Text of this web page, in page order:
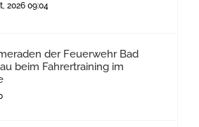
2026 09:04
der Feuerwehr Bad
beim Fahrertraining im